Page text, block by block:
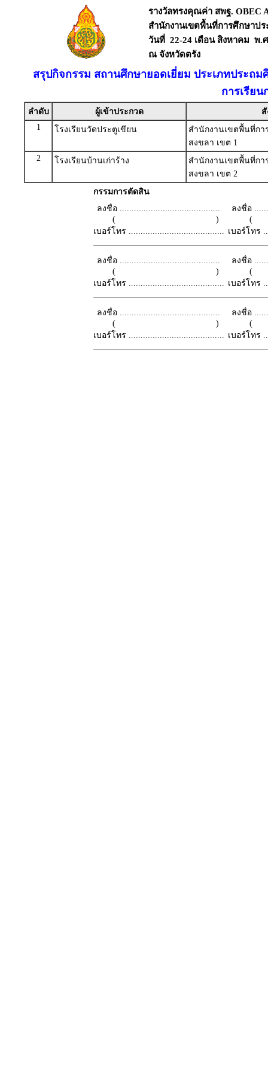
รางวัลทรงคุณค่า สพฐ. OBEC
สำนักงานเขตพื้นที่การศึกษาปร
วันที่ 22-24 เดือน สิงหาคม พ.ศ
ณ จังหวัดตรัง
สรุปกิจกรรม สถานศึกษายอดเยี่ยม ประเภทประถ
การเรียน
ลำดับ ผู้เข้าประกวด
1
โรงเรียนวัดประตูเขียน
สำนักงานเขตพื้นที่กา
สงขลา เขต 1
2
โรงเรียนบ้านเก่าร้าง
สำนักงานเขตพื้นที่กา
สงขลา เขต 2
กรรมการตัดสิน
ลงชื่อ ..........................................
( )
เบอร์โทร ........................................
ลงชื่อ
เบอร์โทร
ลงชื่อ ..........................................
( )
เบอร์โทร ........................................
ลงชื่อ
เบอร์โทร
ลงชื่อ ..........................................
( )
เบอร์โทร ........................................
ลงชื่อ
เบอร์โทร